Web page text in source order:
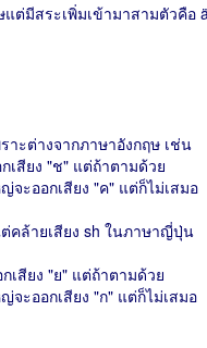
ต่มีสระเพิ่มเข้ามาสามตัวคือ
าะต่างจากภาษาอังกฤษ เช่น
เสียง "ช" แต่ถ้าตามด้วย
ะออกเสียง "ค" แต่ก็ไม่เสมอ
คล้ายเสียง sh ในภาษาญี่ปุ่น
เสียง "ย" แต่ถ้าตามด้วย
ะออกเสียง "ก" แต่ก็ไม่เสมอ